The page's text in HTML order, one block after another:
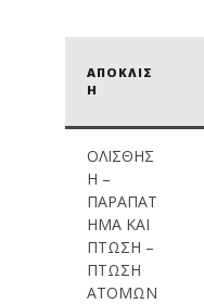
ΑΠΌΚΛΙΣ
Η
ΟΛΊΣΘΗΣ
Η –
ΠΑΡΑΠΆΤ
ΗΜΑ ΚΑΙ
ΠΤΏΣΗ –
ΠΤΏΣΗ
ΑΤΌΜΩΝ